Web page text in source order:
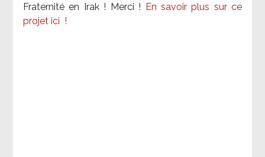
Fraternité en Irak ! Merci !
En savoir plus sur ce
projet ici !